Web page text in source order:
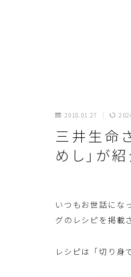
2018.01.27
三井生命
めし」が
いつもお世話にな
グのレシピを掲載
レシピは「切り身